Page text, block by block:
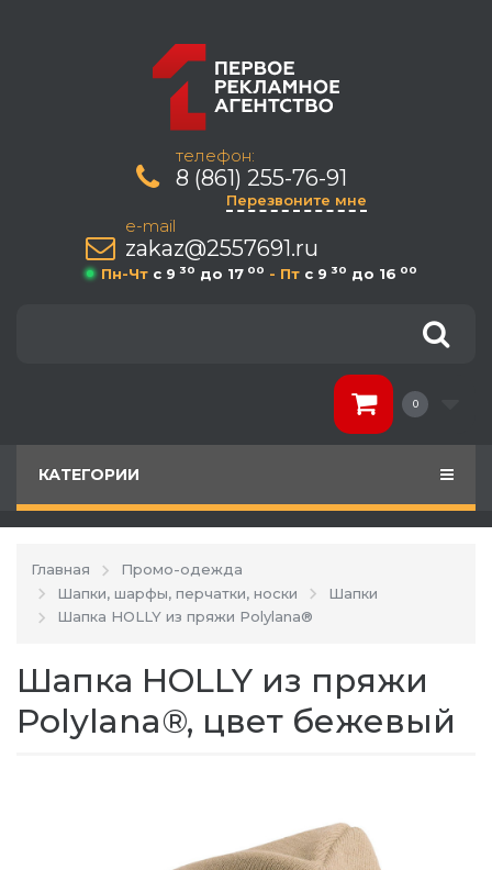
телефон:
8 (861) 255-76-91
Перезвоните мне
e-mail
zakaz@2557691.ru
Пн-Чт c 9 30 до 17 00 - Пт c 9 30 до 16 00
0
КАТЕГОРИИ
Главная
Промо-одежда
Шапки, шарфы, перчатки, носки
Шапки
Шапка HOLLY из пряжи Polylana®
Шапка HOLLY из пряжи
Polylana®, цвет бежевый